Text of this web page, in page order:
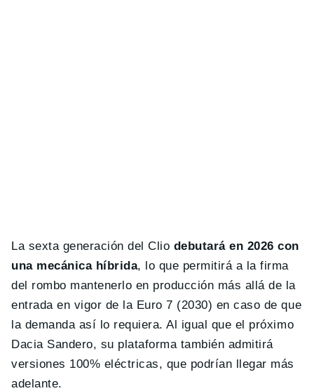
La sexta generación del Clio debutará en 2026 con
una mecánica híbrida, lo que permitirá a la firma
del rombo mantenerlo en producción más allá de la
entrada en vigor de la Euro 7 (2030) en caso de que
la demanda así lo requiera. Al igual que el próximo
Dacia Sandero, su plataforma también admitirá
versiones 100% eléctricas, que podrían llegar más
adelante.